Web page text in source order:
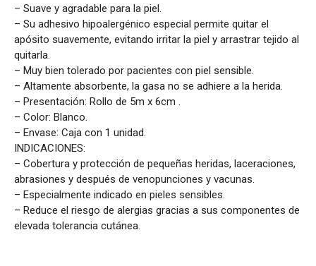
– Suave y agradable para la piel.
– Su adhesivo hipoalergénico especial permite quitar el
apósito suavemente, evitando irritar la piel y arrastrar tejido al
quitarla.
– Muy bien tolerado por pacientes con piel sensible.
– Altamente absorbente, la gasa no se adhiere a la herida.
– Presentación: Rollo de 5m x 6cm .
– Color: Blanco.
– Envase: Caja con 1 unidad.
INDICACIONES:
– Cobertura y protección de pequeñas heridas, laceraciones,
abrasiones y después de venopunciones y vacunas.
– Especialmente indicado en pieles sensibles.
– Reduce el riesgo de alergias gracias a sus componentes de
elevada tolerancia cutánea.